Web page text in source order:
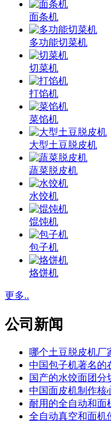
面条机
多功能切菜机
切菜机
打馅机
菜馅机
大型土豆脱皮机
蔬菜脱皮机
水饺机
馄饨机
包子机
烙饼机
更多..
公司新闻
哪个土豆脱皮机厂
中国包子机著名的
国产的水饺面团分
中国面皮机制作核
耐用的全自动和面
全自动真空和面机